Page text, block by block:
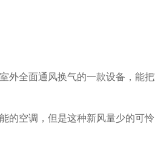
外全面通风换气的一款设备，能
的空调，但是这种新风量少的可